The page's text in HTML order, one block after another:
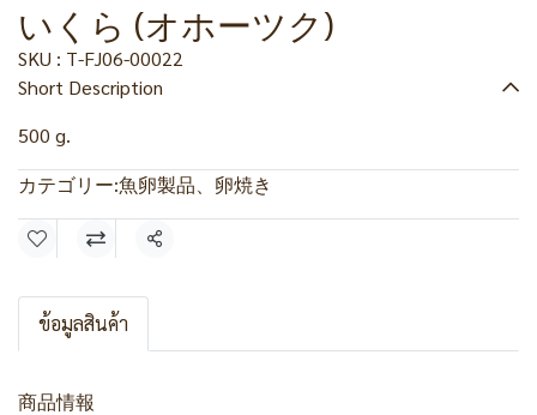
いくら (オホーツク)
SKU : T-FJ06-00022
Short Description
500 g.
カテゴリー:魚卵製品、卵焼き
共有
ข้อมูลสินค้า
商品情報